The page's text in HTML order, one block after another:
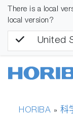
There is a local
local version?
United
HORIBA » 科